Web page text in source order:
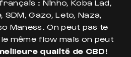
: Ninho, Koba Lad,
Gazo, Leto, Naza,
Maness. On peut pas te
même flow mais on peut
qualité de CBD!